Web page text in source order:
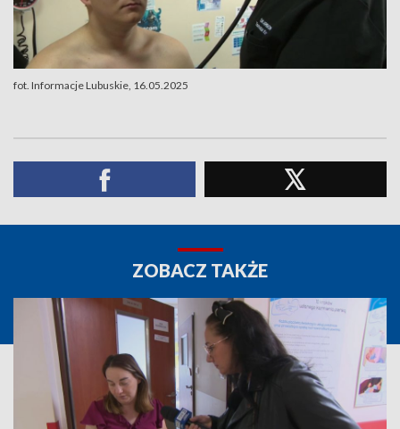
fot. Informacje Lubuskie, 16.05.2025
ZOBACZ TAKŻE